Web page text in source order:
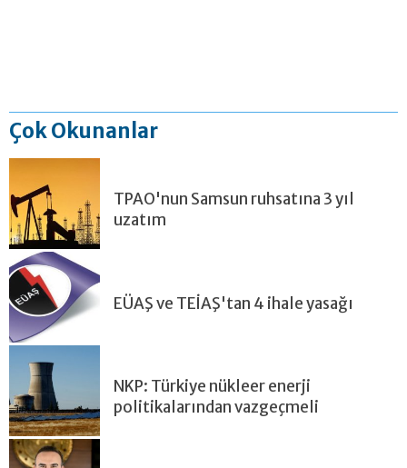
Çok Okunanlar
TPAO'nun Samsun ruhsatına 3 yıl
uzatım
EÜAŞ ve TEİAŞ'tan 4 ihale yasağı
NKP: Türkiye nükleer enerji
politikalarından vazgeçmeli